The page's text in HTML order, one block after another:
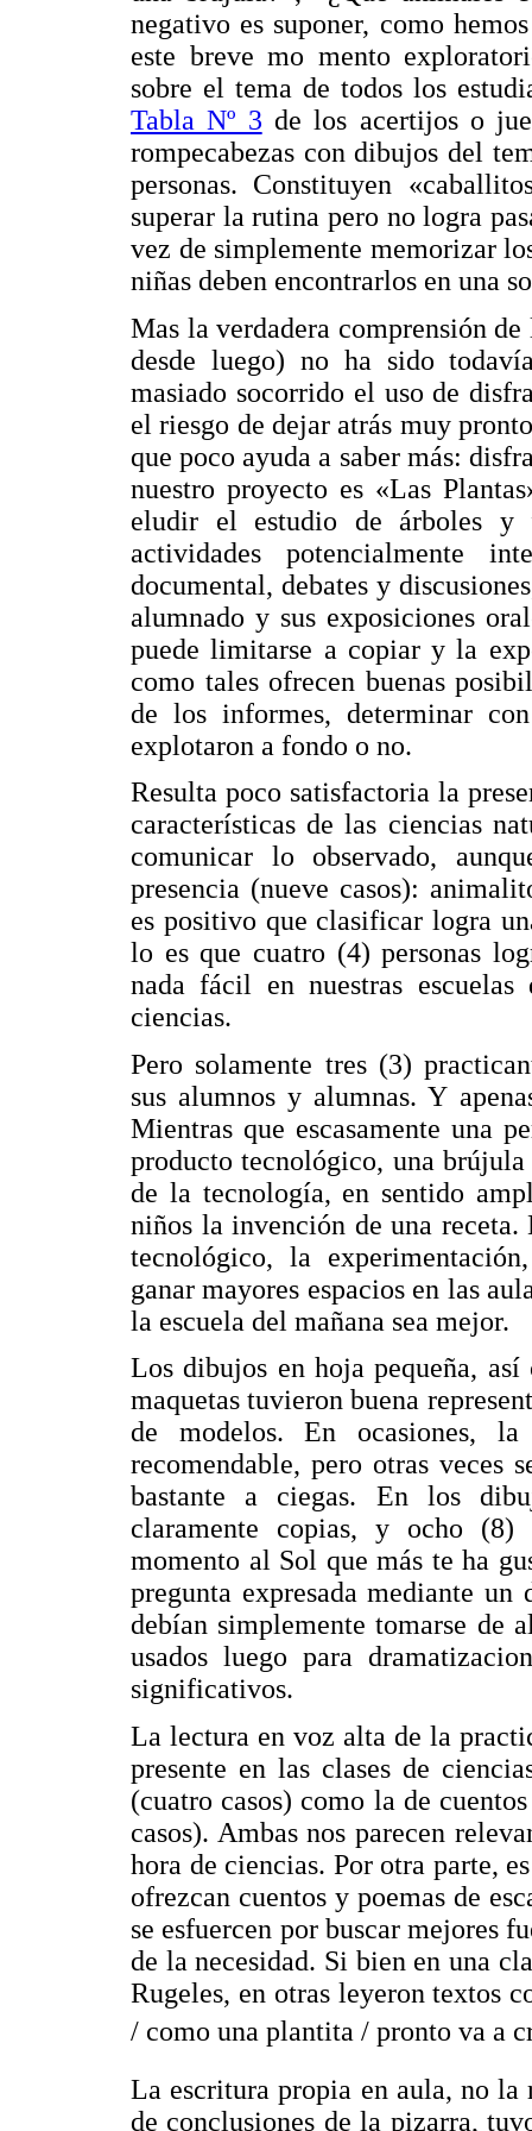
negativo es suponer, como
este breve mo mento
sobre el tema de todos los
Tabla Nº 3 de los acertijos o
rompecabezas con dibujos del
personas. Constituyen
superar la rutina pero no logra
vez de simplemente memorizar
niñas deben encontrarlos en una
Mas la verdadera comprensión
desde luego) no ha sido
masiado socorrido el uso de
el riesgo de dejar atrás muy
que poco ayuda a saber más:
nuestro proyecto es «Las
eludir el estudio de árboles y
actividades potencialmente
documental, debates y
alumnado y sus exposiciones
puede limitarse a copiar y la
como tales ofrecen buenas
de los informes, determinar
explotaron a fondo o no.
Resulta poco satisfactoria la
características de las ciencias
comunicar lo observado,
presencia (nueve casos):
es positivo que clasificar logra
lo es que cuatro (4) personas
nada fácil en nuestras
ciencias.
Pero solamente tres (3)
sus alumnos y alumnas. Y
Mientras que escasamente una
producto tecnológico, una
de la tecnología, en sentido
niños la invención de una
tecnológico, la
ganar mayores espacios en las
la escuela del mañana sea mejor.
Los dibujos en hoja pequeña,
maquetas tuvieron buena
de modelos. En ocasiones,
recomendable, pero otras veces
bastante a ciegas. En los
claramente copias, y ocho
momento al Sol que más te ha
pregunta expresada mediante
debían simplemente tomarse de
usados luego para
significativos.
La lectura en voz alta de la
presente en las clases de
(cuatro casos) como la de
casos). Ambas nos parecen
hora de ciencias. Por otra parte,
ofrezcan cuentos y poemas de
se esfuercen por buscar mejores
de la necesidad. Si bien en una
Rugeles, en otras leyeron textos
/ como una plantita / pronto va a
La escritura propia en aula, no la
de conclusiones de la pizarra,